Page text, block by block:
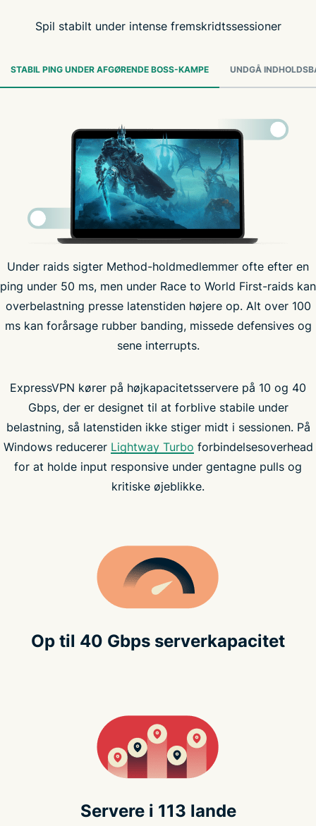
Spil stabilt under intense fremskridtssessioner
STABIL PING UNDER AFGØRENDE BOSS-KAMPE UNDGÅ
Under raids sigter Method-holdmedlemmer ofte efter en
ping under 50 ms, men under Race to World First-raids kan
overbelastning presse latenstiden højere op. Alt over 100
ms kan forårsage rubber banding, missede defensives og
sene interrupts.
ExpressVPN kører på højkapacitetsservere på 10 og 40
Gbps, der er designet til at forblive stabile under
belastning, så latenstiden ikke stiger midt i sessionen. På
Windows reducerer Lightway Turbo forbindelsesoverhead
for at holde input responsive under gentagne pulls og
kritiske øjeblikke.
ISP-
throttling
Op til 40 Gbps serverkapacitet
Servere i 113 lande